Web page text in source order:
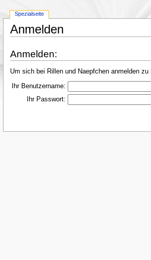
Anmelden
Anmelden:
Um sich bei Rillen und Naepfchen anmelden
Ihr Benutzername:
Ihr Passwort:
Spezialseite